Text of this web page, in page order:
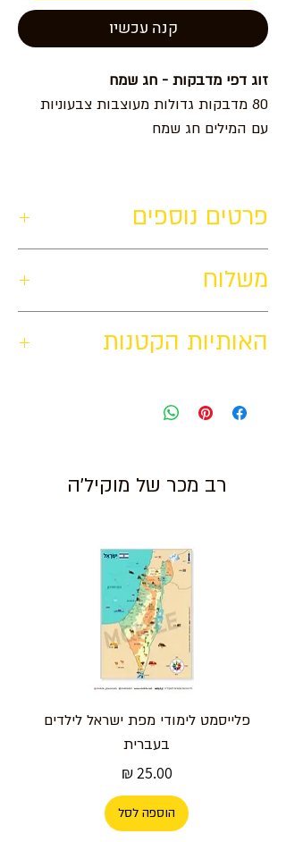
קנה עכשיו
זוג דפי מדבקות - חג שמח
80 מדבקות גדולות מעוצבות צבעוניות
עם המילים חג שמח
פרטים נוספים
משלוח
האותיות הקטנות
רב מכר של מוקיל'ה
פלייסמט לימודי מפת ישראל לילדים
בעברית
מחיר
הוספה לסל